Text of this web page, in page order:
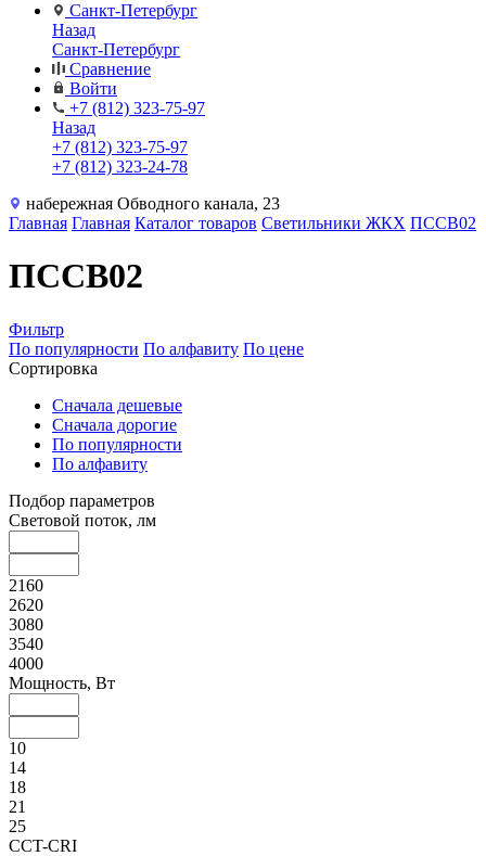
Санкт-Петербург
Назад
Санкт-Петербург
Сравнение
Войти
+7 (812) 323-75-97
Назад
+7 (812) 323-75-97
+7 (812) 323-24-78
набережная Обводного канала, 23
Главная Главная Каталог товаров Светильники ЖКХ ПССВ02
ПССВ02
Фильтр
По популярности По алфавиту По цене
Сортировка
Сначала дешевые
Сначала дорогие
По популярности
По алфавиту
Подбор параметров
Световой поток, лм
2160
2620
3080
3540
4000
Мощность, Вт
10
14
18
21
25
CCT-CRI